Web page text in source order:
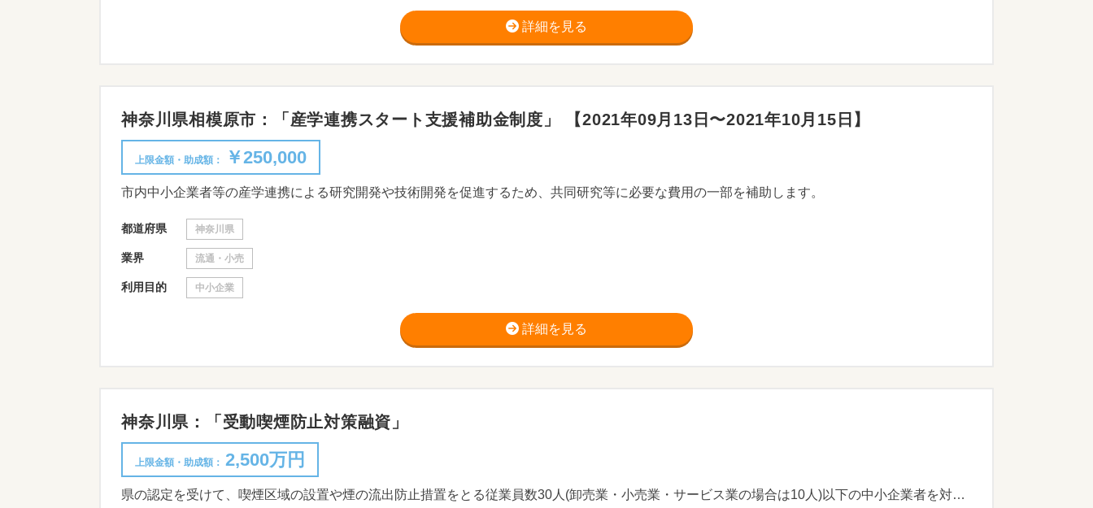
詳細を見る
神奈川県相模原市：「産学連携スタート支援補助金制度」 【2021年09月13日〜2021年10月15日】
上限金額・助成額： ￥250,000
市内中小企業者等の産学連携による研究開発や技術開発を促進するため、共同研究等に必要な費用の一部を補助します。
都道府県 神奈川県
業界 流通・小売
利用目的 中小企業
詳細を見る
神奈川県：「受動喫煙防止対策融資」
上限金額・助成額： 2,500万円
県の認定を受けて、喫煙区域の設置や煙の流出防止措置をとる従業員数30人(卸売業・小売業・サービス業の場合は10人)以下の中小企業者を対象に「受動喫煙防止対策融資」を行います。